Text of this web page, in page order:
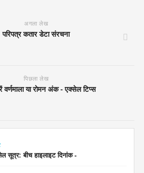
अगला लेख
परिपत्र कतार डेटा संरचना
पिछला लेख
या रोमन अंक - एक्सेल टिप्स
सूत्र: बीच हाइलाइट दिनांक -